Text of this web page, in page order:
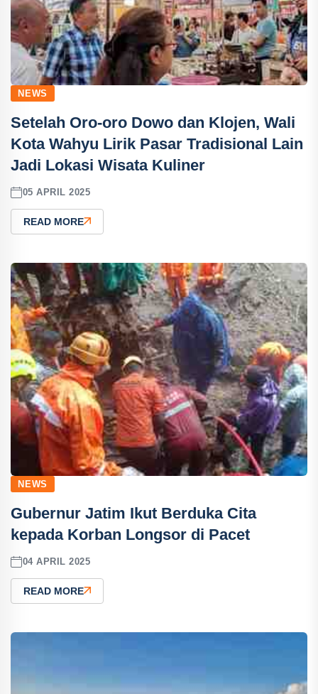
NEWS
Setelah Oro-oro Dowo dan Klojen, Wali
Kota Wahyu Lirik Pasar Tradisional Lain
Jadi Lokasi Wisata Kuliner
05 APRIL 2025
READ MORE
NEWS
Gubernur Jatim Ikut Berduka Cita
kepada Korban Longsor di Pacet
04 APRIL 2025
READ MORE